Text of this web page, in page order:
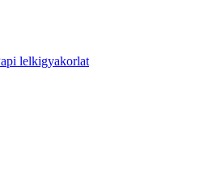
lelkigyakorlat